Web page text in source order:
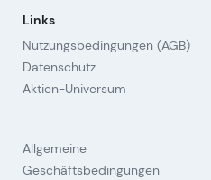
Links
Nutzungsbedingungen (AGB)
Datenschutz
Aktien-Universum
Allgemeine
Geschäftsbedingungen